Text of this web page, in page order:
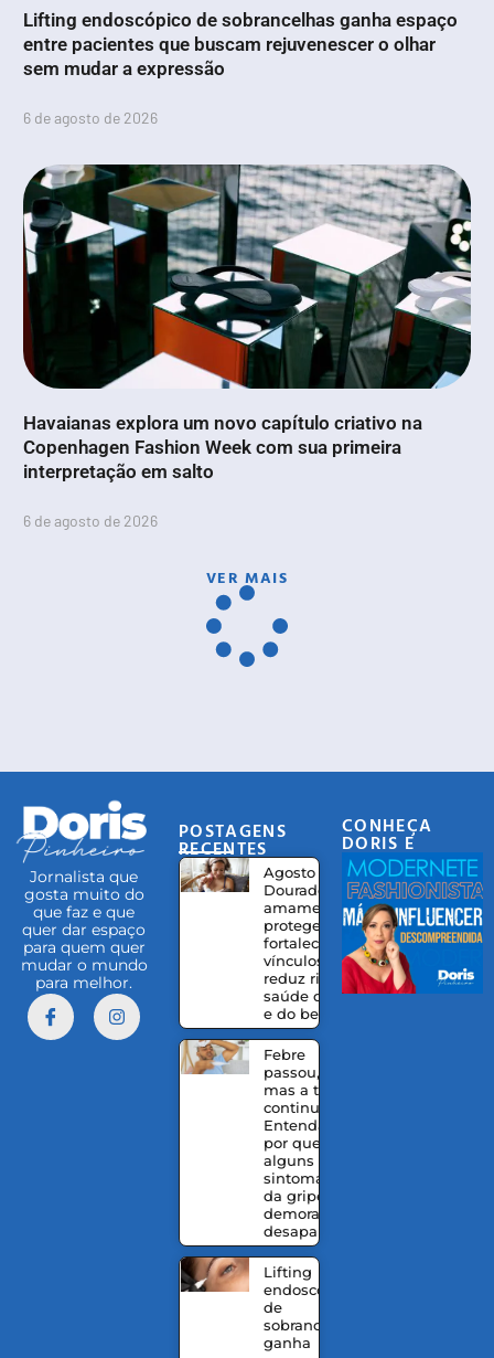
Lifting endoscópico de sobrancelhas ganha espaço
entre pacientes que buscam rejuvenescer o olhar
sem mudar a expressão
6 de agosto de 2026
Havaianas explora um novo capítulo criativo na
Copenhagen Fashion Week com sua primeira
interpretação em salto
6 de agosto de 2026
VER MAIS
Jornalista que
gosta muito do
que faz e que
quer dar espaço
para quem quer
mudar o mundo
para melhor.
POSTAGENS
RECENTES
Agosto
Dourado:
amamentação
protege,
fortalece
vínculos e
reduz riscos à
saúde da mãe
e do bebê
Febre
passou,
mas a tosse
continua?
Entenda
por que
alguns
sintomas
da gripe
demoram a
desaparecer
Lifting
endoscópico
de
sobrancelhas
ganha
CONHEÇA
DORIS E
EQUIPE